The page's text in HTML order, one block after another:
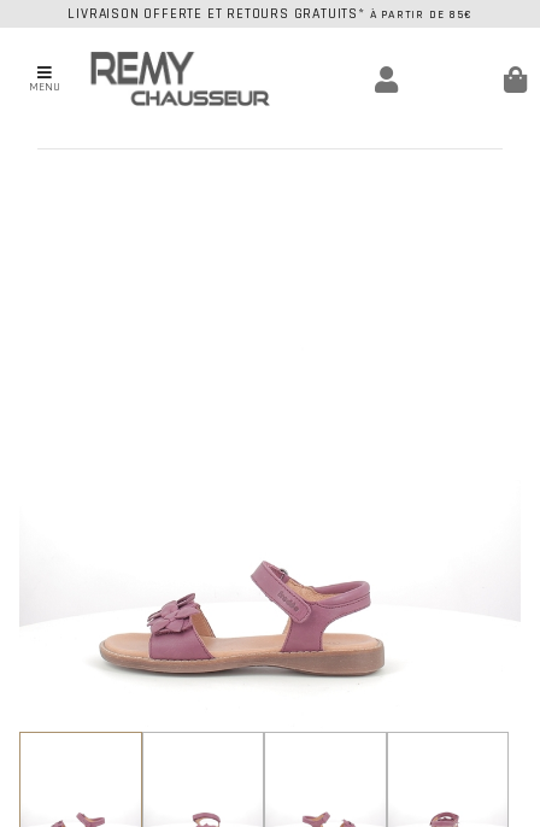
LIVRAISON OFFERTE ET RETOURS GRATUITS* À PARTIR DE 85€
MENU